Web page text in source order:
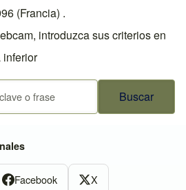
(Francia) .
introduzca sus criterios en
inferior
Facebook X